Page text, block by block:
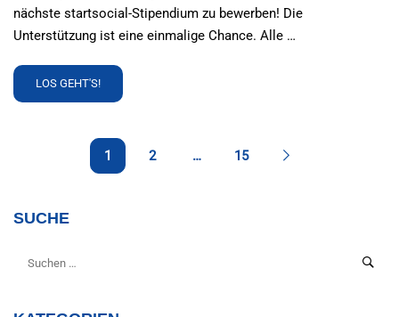
nächste startsocial-Stipendium zu bewerben! Die
Unterstützung ist eine einmalige Chance. Alle …
READ
MORE
STARTSOCIAL-
STIPENDIUM
LOS GEHT'S!
1 2 … 15
SUCHE